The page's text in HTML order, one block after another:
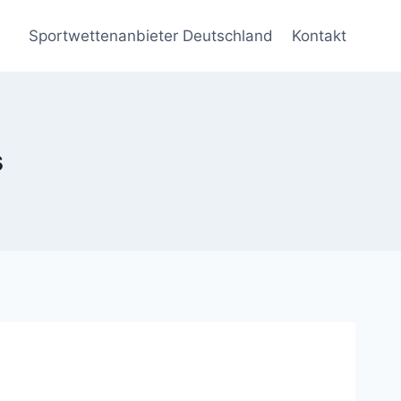
Sportwettenanbieter Deutschland Kontakt